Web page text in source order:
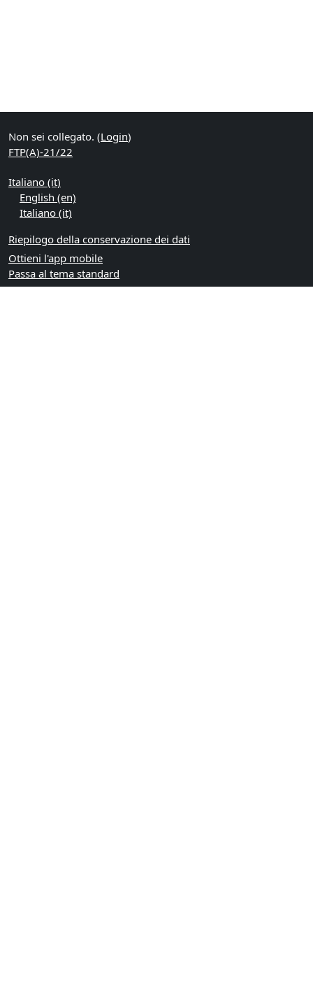
Non sei collegato. (Login)
FTP(A)-21/22
Italiano ‎(it)‎
English ‎(en)‎
Italiano ‎(it)‎
Riepilogo della conservazione dei dati
Ottieni l'app mobile
Passa al tema standard